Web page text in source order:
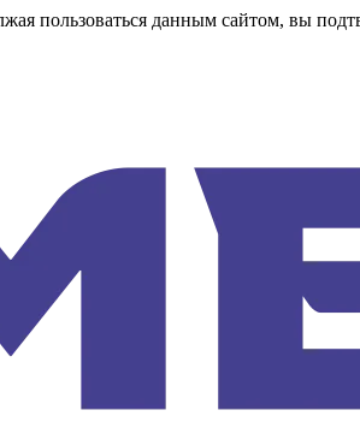
пользоваться данным сайтом, вы